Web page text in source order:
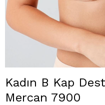
Kadın B Kap
Mercan 7900